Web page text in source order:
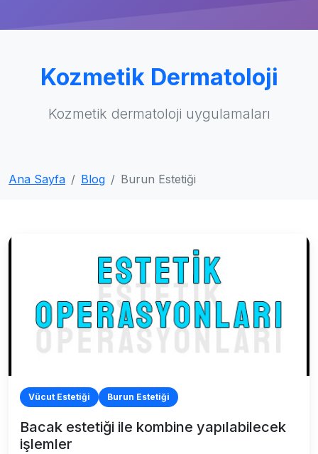
Kozmetik Dermatoloji
Kozmetik dermatoloji uygulamaları
Ana Sayfa Blog Burun Estetiği
Vücut Estetiği Burun Estetiği
Bacak estetiği ile kombine yapılabilecek
işlemler